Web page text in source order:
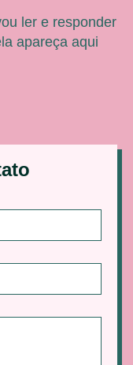
ler e responder
apareça aqui